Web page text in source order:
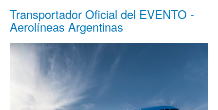
Transportador Oficial del EVENTO -
Aerolíneas Argentinas